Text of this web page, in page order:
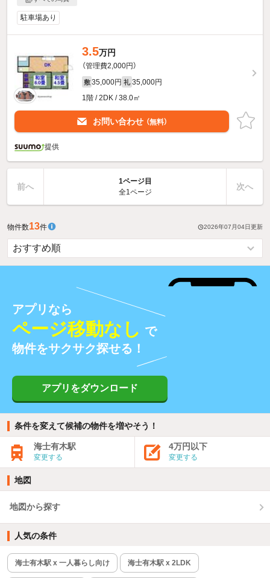
駐車場あり
3.5万円
（管理費2,000円）
敷 35,000円 礼 35,000円
1階 / 2DK / 38.0㎡
お問い合わせ （無料）
提供
前へ
1ページ目
全1ページ
次へ
物件数13件 2026年07月04日更新
アプリなら
ページ移動なし で
物件をサクサク探せる！
アプリをダウンロード
条件を変えて候補の物件を増やそう！
海士有木駅
変更する
4万円以下
変更する
地図
地図から探す
人気の条件
海士有木駅 x 一人暮らし向け 海士有木駅 x 2LDK